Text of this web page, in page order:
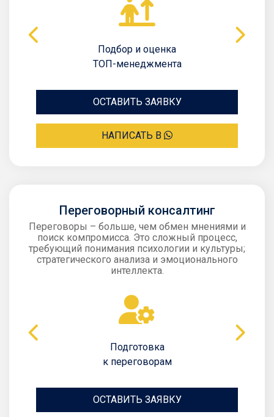
Подбор и оценка
ТОП-менеджмента
ОСТАВИТЬ ЗАЯВКУ
НАПИСАТЬ В
Переговорный консалтинг
Переговоры – больше, чем обмен мнениями и
поиск компромисса. Это сложный процесс,
требующий понимания психологии и культуры;
стратегического анализа и эмоционального
интеллекта.
Подготовка
к переговорам
ОСТАВИТЬ ЗАЯВКУ